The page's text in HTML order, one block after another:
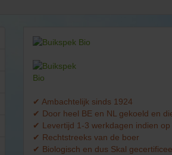
✔ Ambachtelijk sinds 1924
✔ Door heel BE en NL gekoeld en
✔ Levertijd 1-3 werkdagen indien op
✔ Rechtstreeks van de boer
✔ Biologisch en dus Skal